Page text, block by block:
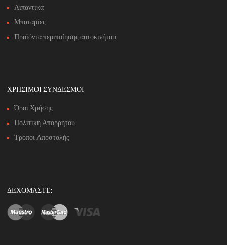
Λιπαντικά
Μπαταρίες
Προϊόντα περιποίησης αυτοκινήτου
ΧΡΗΣΙΜΟΙ ΣΥΝΔΕΣΜΟΙ
Όροι Χρήσης
Πολιτική Απορρήτου
Τρόποι Αποστολής
ΔΕΧΟΜΑΣΤΕ: